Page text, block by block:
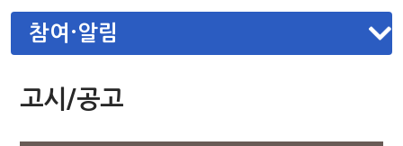
참여·알림
고시/공고